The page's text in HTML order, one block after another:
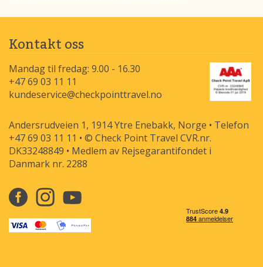
Kontakt oss
Mandag til fredag: 9.00 - 16.30
+47 69 03 11 11
kundeservice@checkpointtravel.no
Andersrudveien 1, 1914 Ytre Enebakk, Norge • Telefon
+47 69 03 11 11 • © Check Point Travel CVR.nr.
DK33248849 • Medlem av Rejsegarantifondet i
Danmark nr. 2288